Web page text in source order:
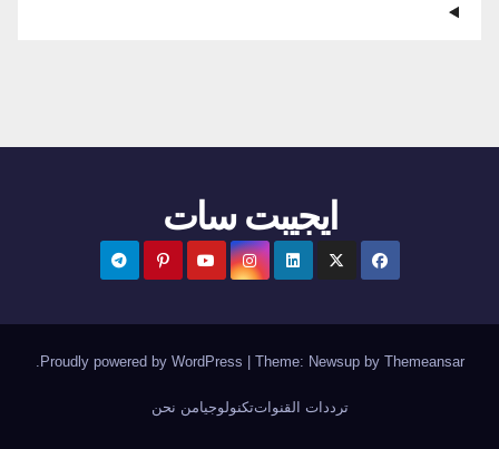
ايجيبت سات
Proudly powered by WordPress Theme: Newsupby Themeansar
.
ترددات القنواتتكنولوجيامن نحن